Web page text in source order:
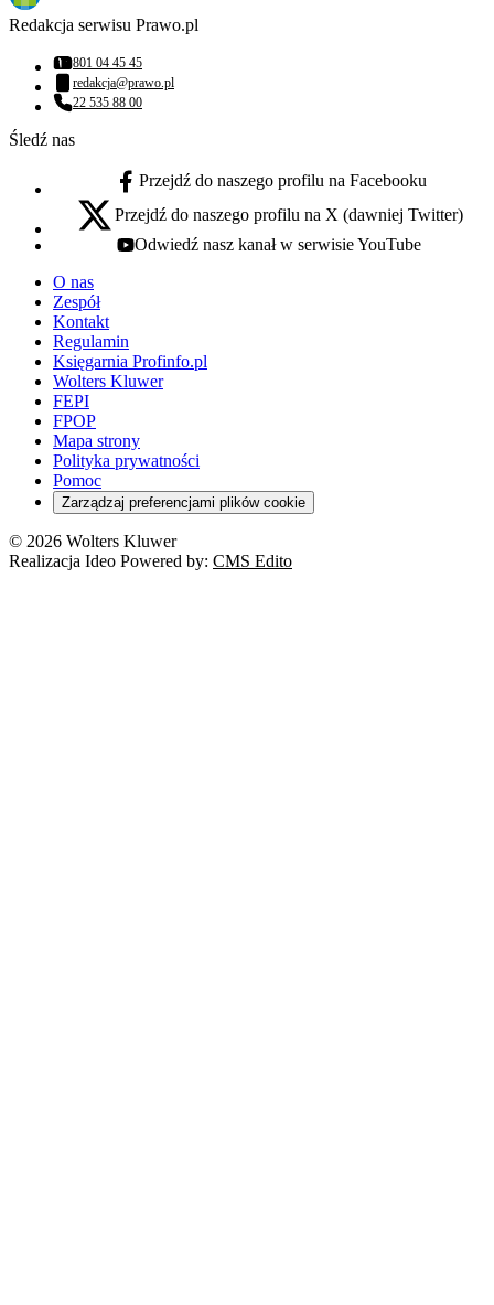
Redakcja serwisu Prawo.pl
Numer telefonu:
801 04 45 45
Adres email:
redakcja@prawo.pl
Numer telefonu:
22 535 88 00
Śledź nas
facebook - otwiera się w nowej karcie
Przejdź do naszego profilu na Facebooku
x - otwiera się w nowej karcie
Przejdź do naszego profilu na X (dawniej Twitter)
youtube - otwiera się w nowej karcie
Odwiedź nasz kanał w serwisie YouTube
O nas
Zespół
Kontakt
Regulamin
Księgarnia Profinfo.pl
Wolters Kluwer
FEPI
FPOP
Mapa strony
Polityka prywatności
Pomoc
Zarządzaj preferencjami plików cookie
© 2026 Wolters Kluwer
Realizacja Ideo Powered by: CMS Edito